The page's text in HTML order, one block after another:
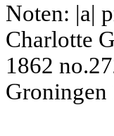
Noten: |a|
Charlotte
1862
Groningen